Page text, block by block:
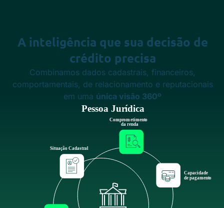
A inteligência que sua decisão de
crédito precisa
Combinamos dados cadastrais, financeiros,
comportamentais, de relacionamento e reputacionais
em uma única visão 360º